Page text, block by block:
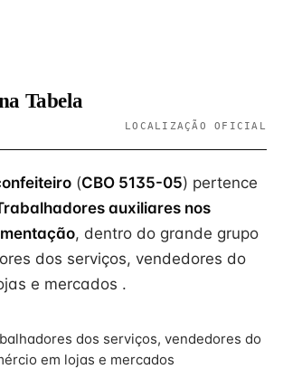
Tabela
LOCALIZAÇÃO OFICIAL
(CBO 5135-05) pertence
auxiliares nos
, dentro do grande grupo
dos serviços, vendedores do
e mercados .
dos serviços, vendedores do
em lojas e mercados